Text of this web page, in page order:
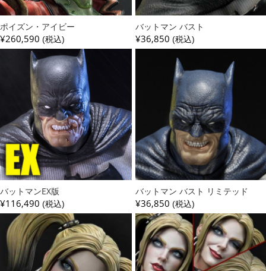
ポイズン・アイビー
¥260,590 (税込)
バットマン バスト
¥36,850 (税込)
バットマンEX版
¥116,490 (税込)
バットマン バスト リミテッド
¥36,850 (税込)